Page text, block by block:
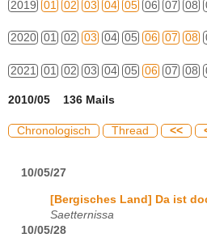
2019 01 02 03 04 05 06 07 08
2020 01 02 03 04 05 06 07 08
2021 01 02 03 04 05 06 07 08
2010/05 136 Mails
Chronologisch Thread <<
10/05/27
[Bergisches Land] Da ist
Saetternissa
10/05/28